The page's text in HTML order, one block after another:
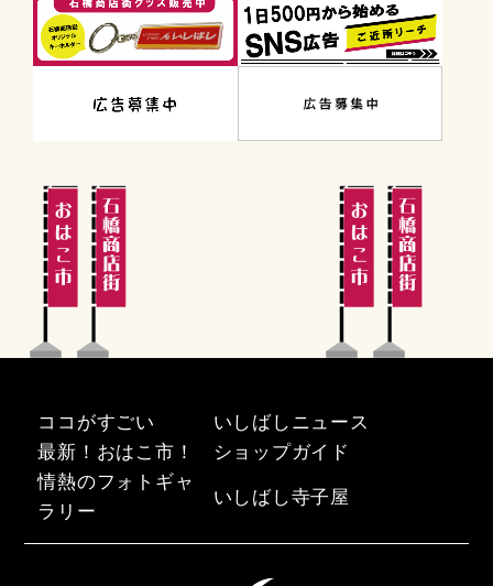
ココがすごい
いしばしニュース
最新！おはこ市！
ショップガイド
情熱のフォトギャ
ラリー
いしばし寺子屋